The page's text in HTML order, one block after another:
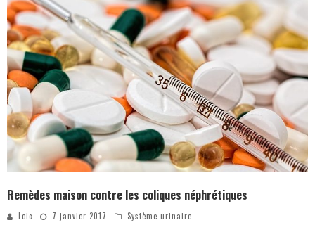
Remèdes maison contre les coliques néphrétiques
Loic 7 janvier 2017 Système urinaire